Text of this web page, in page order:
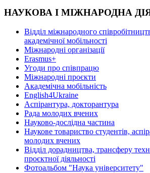
НАУКОВА І МІЖНАРОДНА
Відділ міжнародного
академічної мобільності
Міжнародні організації
Erasmus+
Угоди про співпрацю
Міжнародні проєкти
Академічна мобільність
English4Ukraine
Аспірантура, докторантура
Рада молодих вчених
Науково-дослідна частина
Наукове товариство студентів,
молодих вчених
Відділ дорадництва, трансферу
проєктної діяльності
Фотоальбом "Наука університету"